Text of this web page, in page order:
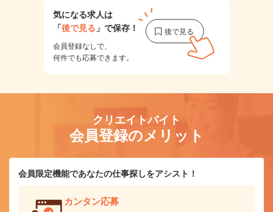
気になる求人は
「後で見る 」で保存！
会員登録なしで、
何件でも応募できます。
クリエイトバイト
会員登録のメリット
会員限定機能であなたの仕事探しをアシスト！
カンタン応募